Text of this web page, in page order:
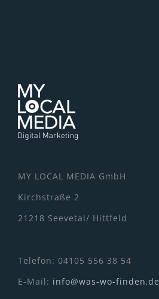
MY LOCAL MEDIA GmbH
Kirchstraße 2
21218 Seevetal/ Hittfeld
Telefon: 04105 556 38 54
E-Mail: info@was-wo-finden.de